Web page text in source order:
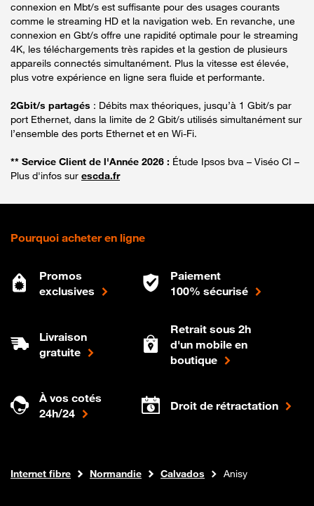
connexion en Mbt/s est suffisante pour des usages courants
comme le streaming HD et la navigation web. En revanche, une
connexion en Gbt/s offre une rapidité optimale pour le streaming
4K, les téléchargements très rapides et la gestion de plusieurs
appareils connectés simultanément. Plus la vitesse est élevée,
plus votre expérience en ligne sera fluide et performante.
2Gbit/s partagés : Débits max théoriques, jusqu’à 1 Gbit/s par
port Ethernet, dans la limite de 2 Gbit/s utilisés simultanément sur
l’ensemble des ports Ethernet et en Wi-Fi.
** Service Client de l'Année 2026 : Étude Ipsos bva – Viséo CI –
Plus d'infos sur escda.fr
Pourquoi acheter en ligne
Promos
exclusives
Paiement
100% sécurisé
Livraison
gratuite
Retrait sous 2h
d'un mobile en
boutique
À vos cotés
24h/24
Droit de rétractation
Boutique Orange
Internet fibre Normandie Calvados Anisy